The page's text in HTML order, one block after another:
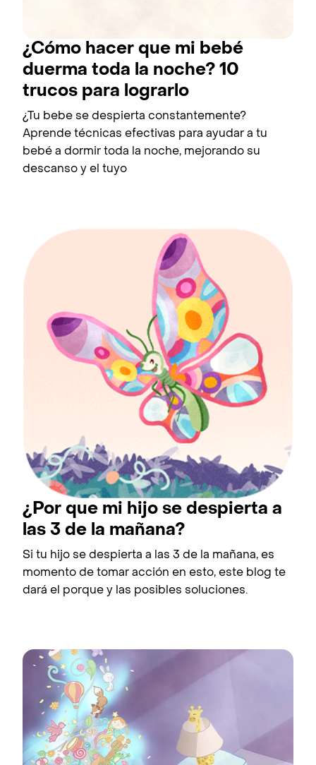
¿Cómo hacer que mi bebé
duerma toda la noche? 10
trucos para lograrlo
¿Tu bebe se despierta constantemente?
Aprende técnicas efectivas para ayudar a tu
bebé a dormir toda la noche, mejorando su
descanso y el tuyo
¿Por que mi hijo se despierta a
las 3 de la mañana?
Si tu hijo se despierta a las 3 de la mañana, es
momento de tomar acción en esto, este blog te
dará el porque y las posibles soluciones.